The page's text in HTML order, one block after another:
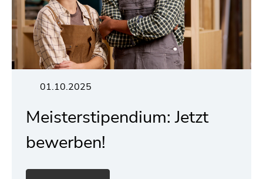
01.10.2025
Meisterstipendium: Jetzt
bewerben!